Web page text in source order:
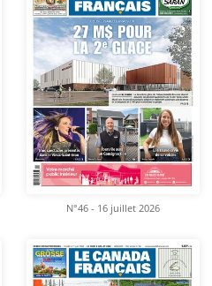
N°46 - 16 juillet 2026